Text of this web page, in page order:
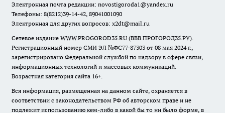
Электронная почта редакции: novostigoroda1@yandex.ru
Телефоны: 8(8212)39-14-42, 89041001090
Электронная для других вопросов: x2dt@mail.ru
Сетевое издание WWW.PROGOROD35.RU (ВВВ.ПРОГОРОД35.РУ).
Регистрационный номер СМИ ЭЛ №ФС77-87303 от 08 мая 2024 г.,
зарегистрировано Федеральной службой по надзору в сфере связи,
информационных технологий и массовых коммуникаций.
Возрастная категория сайта 16+.
Вся информация, размещенная на данном сайте, охраняется в
соответствии с законодательством РФ об авторском праве и не
подлежит использованию кем-либо в какой бы то ни было форме, в